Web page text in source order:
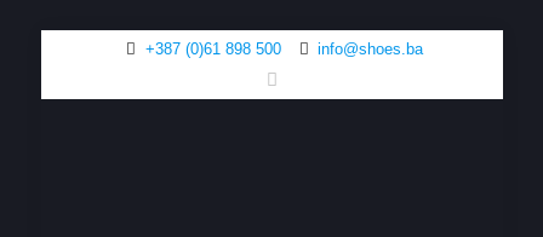
+387 (0)61 898 500 info@shoes.ba